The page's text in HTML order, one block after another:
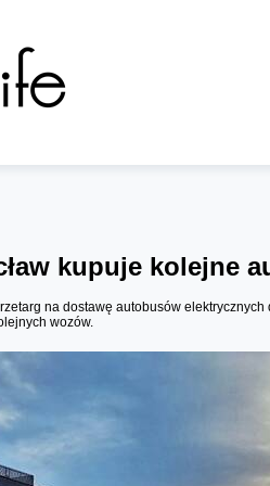
kupuje kolejne
na dostawę autobusów
wozów.